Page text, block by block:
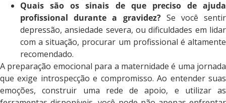
Quais são os sinais de que preciso de ajuda
profissional durante a gravidez?Se você sentir
depressão, ansiedade severa, ou dificuldades em lidar
com a situação, procurar um profissional é altamente
recomendado.
A preparação emocional para a maternidade é uma jornada
que exige introspecção e compromisso. Ao entender suas
emoções, construir uma rede de apoio, e utilizar as